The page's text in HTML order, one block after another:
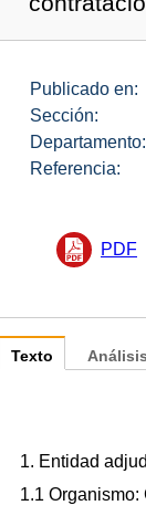
Publicado en:
Sección:
Departamento:
Referencia:
PDF
Texto
1. Entidad
1.1
Análisis